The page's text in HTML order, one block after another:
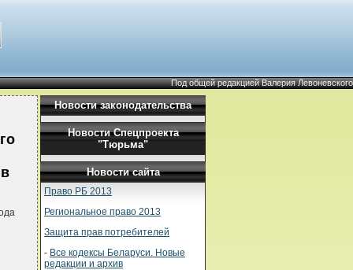
Под общей редакцией Валерия Левоневского
Новости законодательства
Новости Спецпроекта
"Тюрьма"
Новости сайта
Право РБ 2013
Региональное право 2013
Защита прав потребителей
- Все кодексы Беларуси. Новые
редакции и архив